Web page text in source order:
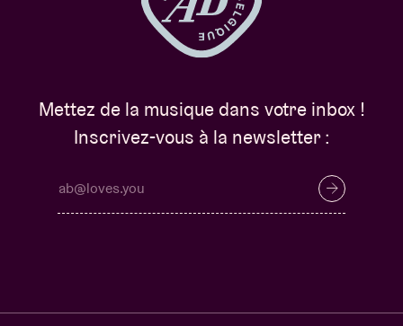
Mettez de la musique dans votre inbox !
Inscrivez-vous à la newsletter :